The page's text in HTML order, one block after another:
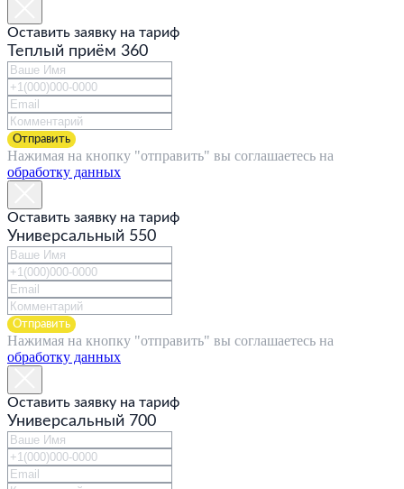
ЧАСТНЫМ КЛИЕНТАМ
АГЕНТАМ
+7 495 755 33 33;
gstworld@gmail.com
Следите за нами в сети —
© 2021 GST world
*2545
Оставить заявку на тариф
Теплый приём 360
Отправить
Нажимая на кнопку "отправить" вы соглашаетесь на
обработку данных
Оставить заявку на тариф
Универсальный 550
Отправить
Нажимая на кнопку "отправить" вы соглашаетесь на
обработку данных
Оставить заявку на тариф
Универсальный 700